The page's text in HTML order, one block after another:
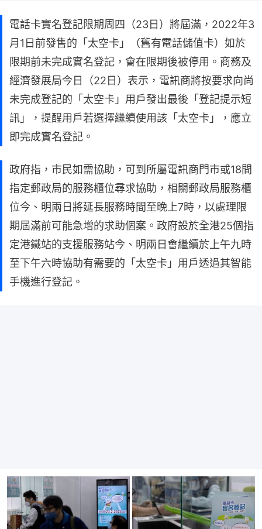
電話卡實名登記限期周四（23日）將屆滿，2022年3
月1日前發售的「太空卡」（舊有電話儲值卡）如於
限期前未完成實名登記，會在限期後被停用。商務及
經濟發展局今日（22日）表示，電訊商將按要求向尚
未完成登記的「太空卡」用戶發出最後「登記提示短
訊」，提醒用戶若選擇繼續使用該「太空卡」，應立
即完成實名登記。
政府指，市民如需協助，可到所屬電訊商門市或18間
指定郵政局的服務櫃位尋求協助，相關郵政局服務櫃
位今、明兩日將延長服務時間至晚上7時，以處理限
期屆滿前可能急增的求助個案。政府設於全港25個指
定港鐵站的支援服務站今、明兩日會繼續於上午九時
至下午六時協助有需要的「太空卡」用戶透過其智能
手機進行登記。